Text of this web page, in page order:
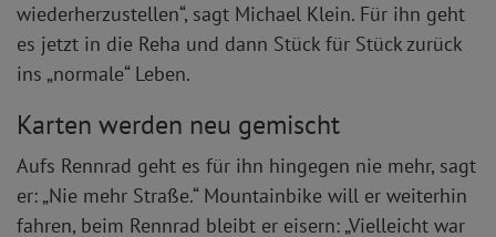
wiederherzustellen“, sagt Michael Klein. Für ihn geht
es jetzt in die Reha und dann Stück für Stück zurück
ins „normale“ Leben.
Karten werden neu gemischt
Aufs Rennrad geht es für ihn hingegen nie mehr, sagt
er: „Nie mehr Straße.“ Mountainbike will er weiterhin
fahren, beim Rennrad bleibt er eisern: „Vielleicht war